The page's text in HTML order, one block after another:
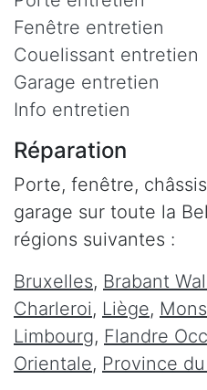
Fenêtre entretien
Couelissant entretien
Garage entretien
Info entretien
Réparation
Porte, fenêtre,
garage sur toute la
régions suivantes :
Bruxelles, Brabant
Charleroi, Liège, Mons
Limbourg, Flandre
Orientale, Province